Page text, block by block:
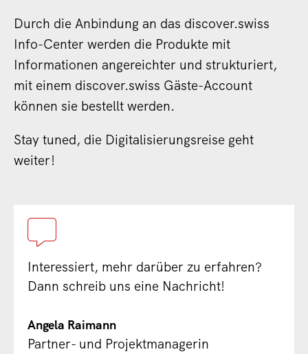
Durch die Anbindung an das discover.swiss
Info-Center werden die Produkte mit
Informationen angereichter und strukturiert,
mit einem discover.swiss Gäste-Account
können sie bestellt werden.
Stay tuned, die Digitalisierungsreise geht
weiter!
Interessiert, mehr darüber zu erfahren?
Dann schreib uns eine Nachricht!
Angela Raimann
Partner- und Projektmanagerin